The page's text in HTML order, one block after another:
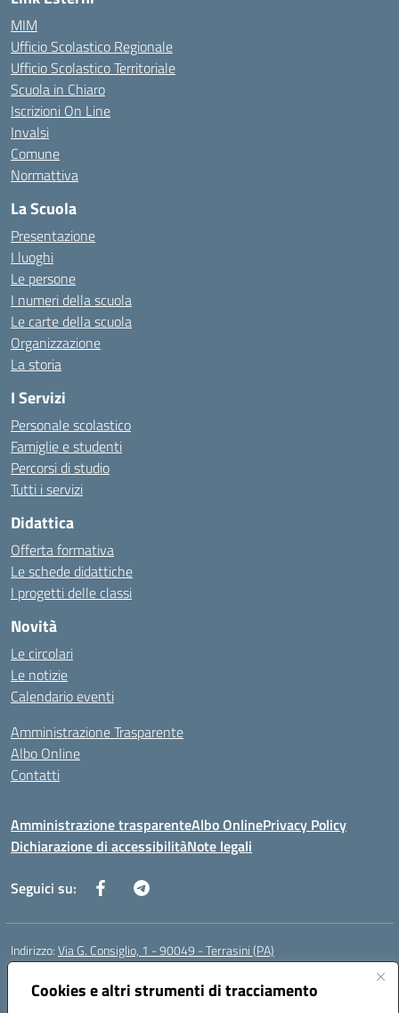
Cookies e altri strumenti di tracciamento
MIM
Ufficio Scolastico Regionale
Ufficio Scolastico Territoriale
Scuola in Chiaro
Iscrizioni On Line
Invalsi
Comune
Normattiva
La Scuola
Presentazione
I luoghi
Le persone
I numeri della scuola
Le carte della scuola
Organizzazione
La storia
I Servizi
Personale scolastico
Famiglie e studenti
Percorsi di studio
Tutti i servizi
Didattica
Offerta formativa
Le schede didattiche
I progetti delle classi
Novità
Le circolari
Le notizie
Calendario eventi
Amministrazione Trasparente
Albo Online
Contatti
Amministrazione trasparenteAlbo OnlinePrivacy Policy
Dichiarazione di accessibilitàNote legali
Seguici su:
Indirizzo:Via G. Consiglio, 1 - 90049 - Terrasini (PA)
Centralino:
Posta elettronica certificata (PEC):paic88700d@pec.istruzione.it